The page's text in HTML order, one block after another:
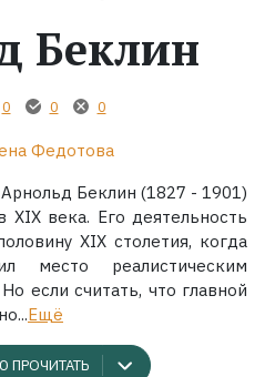
Беклин
0 0 0
Федотова
Беклин (1827 - 1901)
века. Его деятельность
XIX столетия, когда
место реалистическим
если считать, что главной
Ещё
ПРОЧИТАТЬ